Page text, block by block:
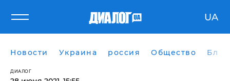
UA
Новости Украина россия Общество
ДИАЛОГ